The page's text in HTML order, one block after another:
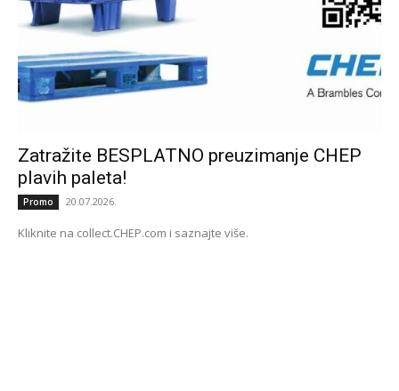
Zatražite BESPLATNO preuzimanje CHEP
plavih paleta!
Promo 20.07.2026.
Kliknite na collect.CHEP.com i saznajte više.